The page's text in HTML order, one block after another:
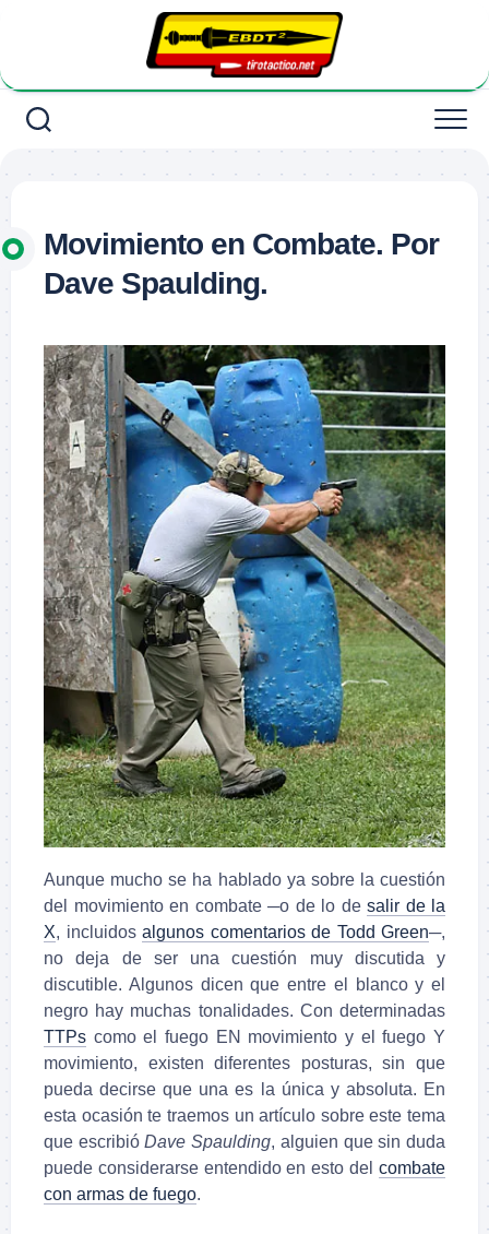
Movimiento en Combate. Por
Dave Spaulding.
Aunque mucho se ha hablado ya sobre la cuestión
del movimiento en combate ─o de lo de salir de la
X, incluidos algunos comentarios de Todd Green─,
no deja de ser una cuestión muy discutida y
discutible. Algunos dicen que entre el blanco y el
negro hay muchas tonalidades. Con determinadas
TTPs como el fuego EN movimiento y el fuego Y
movimiento, existen diferentes posturas, sin que
pueda decirse que una es la única y absoluta. En
esta ocasión te traemos un artículo sobre este tema
que escribióDave Spaulding, alguien que sin duda
puede considerarse entendido en esto del combate
con armas de fuego.